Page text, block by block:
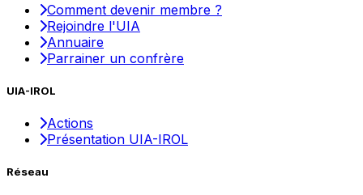
Comment devenir membre ?
Rejoindre l'UIA
Annuaire
Parrainer un confrère
UIA-IROL
Actions
Présentation UIA-IROL
Réseau